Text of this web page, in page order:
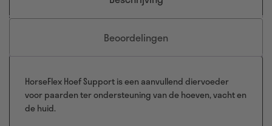
Beoordelingen
HorseFlex Hoef Support is een aanvullend diervoeder
voor paarden ter ondersteuning van de hoeven, vacht en
de huid.